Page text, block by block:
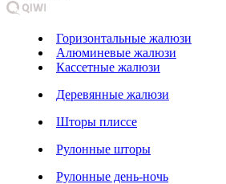
Горизонтальные жалюзи
Алюминевые жалюзи
Кассетные жалюзи
Деревянные жалюзи
Шторы плиссе
Рулонные шторы
Рулонные день-ночь